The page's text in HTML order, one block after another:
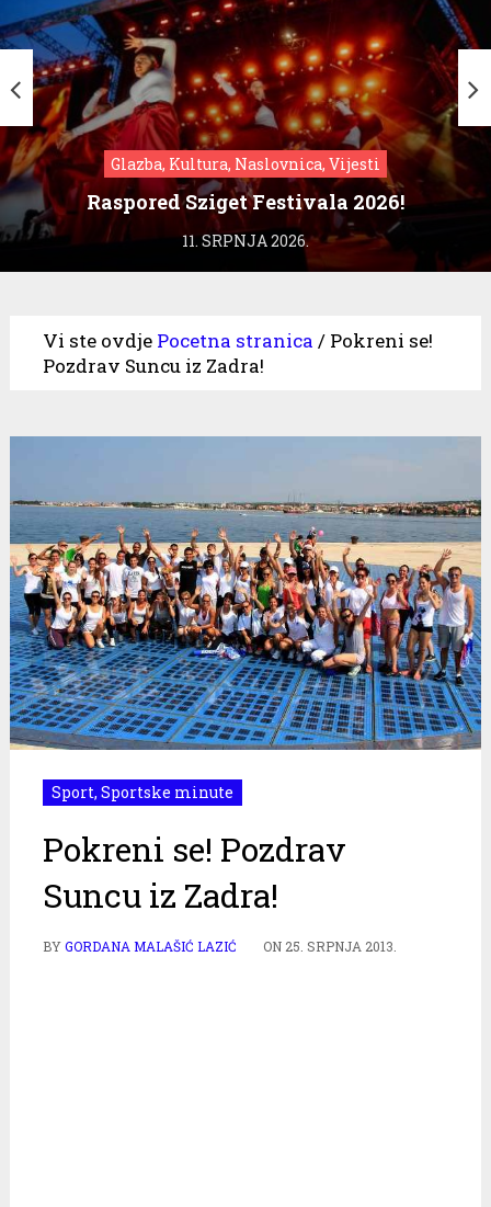
Glazba, Kultura, Naslovnica, Vijesti
Raspored Sziget Festivala 2026!
11. SRPNJA 2026.
Vi ste ovdje Pocetna stranica / Pokreni se!
Pozdrav Suncu iz Zadra!
Sport, Sportske minute
Pokreni se! Pozdrav
Suncu iz Zadra!
BYGORDANA MALAŠIĆ LAZIĆ ON25. SRPNJA 2013.